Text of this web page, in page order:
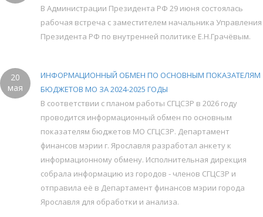
В Администрации Президента РФ 29 июня состоялась
рабочая встреча с заместителем начальника Управления
Президента РФ по внутренней политике Е.Н.Грачёвым.
20
мая
ИНФОРМАЦИОННЫЙ ОБМЕН ПО ОСНОВНЫМ ПОКАЗАТЕЛЯМ
БЮДЖЕТОВ МО ЗА 2024-2025 ГОДЫ
В соответствии с планом работы СГЦСЗР в 2026 году
проводится информационный обмен по основным
показателям бюджетов МО СГЦСЗР. Департамент
финансов мэрии г. Ярославля разработал анкету к
информационному обмену. Исполнительная дирекция
собрала информацию из городов - членов СГЦСЗР и
отправила её в Департамент финансов мэрии города
Ярославля для обработки и анализа.